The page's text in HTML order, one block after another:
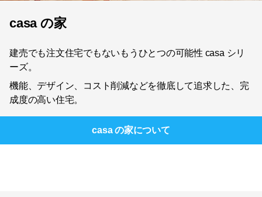
casa の家
建売でも注文住宅でもないもうひとつの可能性 casa シリ
ーズ。
機能、デザイン、コスト削減などを徹底して追求した、完
成度の高い住宅。
casa の家について